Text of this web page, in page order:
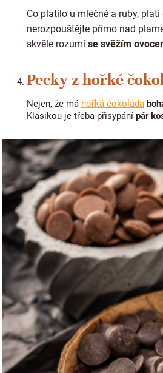
Co platilo u mléčné a ruby,
nerozpouštějte přímo nad
skvěle rozumí se svěžím
Pecky z hořké
Nejen, že má hořká čokoláda
Klasikou je třeba přisypání pár